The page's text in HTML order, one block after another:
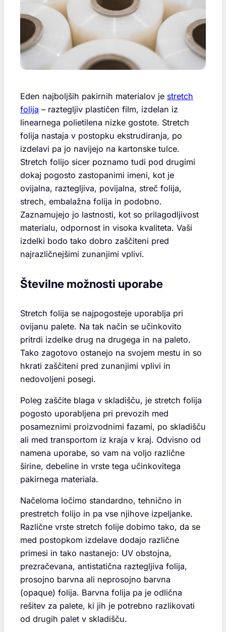
Eden najboljših pakirnih materialov je stretch
folija – raztegljiv plastičen film, izdelan iz
linearnega polietilena nizke gostote. Stretch
folija nastaja v postopku ekstrudiranja, po
izdelavi pa jo navijejo na kartonske tulce.
Stretch folijo sicer poznamo tudi pod drugimi
dokaj pogosto zastopanimi imeni, kot je
ovijalna, raztegljiva, povijalna, streč folija,
strech, embalažna folija in podobno.
Zaznamujejo jo lastnosti, kot so prilagodljivost
materialu, odpornost in visoka kvaliteta. Vaši
izdelki bodo tako dobro zaščiteni pred
najrazličnejšimi zunanjimi vplivi.
Številne možnosti uporabe
Stretch folija se najpogosteje uporablja pri
ovijanu palete. Na tak način se učinkovito
pritrdi izdelke drug na drugega in na paleto.
Tako zagotovo ostanejo na svojem mestu in so
hkrati zaščiteni pred zunanjimi vplivi in
nedovoljeni posegi.
Poleg zaščite blaga v skladišču, je stretch folija
pogosto uporabljena pri prevozih med
posameznimi proizvodnimi fazami, po skladišču
ali med transportom iz kraja v kraj. Odvisno od
namena uporabe, so vam na voljo različne
širine, debeline in vrste tega učinkovitega
pakirnega materiala.
Načeloma ločimo standardno, tehnično in
prestretch folijo in pa vse njihove izpeljanke.
Različne vrste stretch folije dobimo tako, da se
med postopkom izdelave dodajo različne
primesi in tako nastanejo: UV obstojna,
prezračevana, antistatična raztegljiva folija,
prosojno barvna ali neprosojno barvna
(opaque) folija. Barvna folija pa je odlična
rešitev za palete, ki jih je potrebno razlikovati
od drugih palet v skladišču.